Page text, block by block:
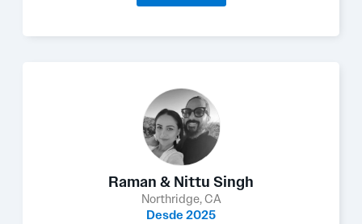
Raman & Nittu Singh
Northridge, CA
Desde 2025